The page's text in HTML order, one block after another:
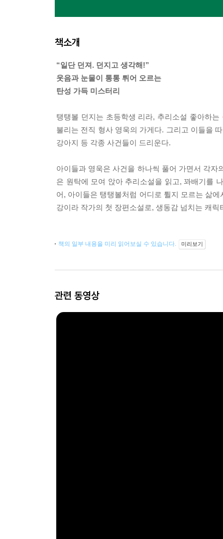
책소개
“일단 던져. 던지고 생각해!”
웃음과 눈물이 통통 튀어 오르는
탄성 가득 미스터리
탱탱볼 던지는 초등학생 리라, 추리소설 좋아하
불리는 전직 형사 영욱의 가게다. 그리고 이들을
강아지 등 각종 사건들이 드리운다.
아이들과 영욱은 사건을 하나씩 풀어 가면서 각
은 원탁에 모여 앉아 추리소설을 읽고, 꽈배기를
어, 아이들은 탱탱볼처럼 어디로 튈지 모르는 삶
강이라 작가의 첫 장편소설로, 생동감 넘치는 캐
책의 일부 내용을 미리 읽어보실 수 있습니다. 미리보기
관련 동영상